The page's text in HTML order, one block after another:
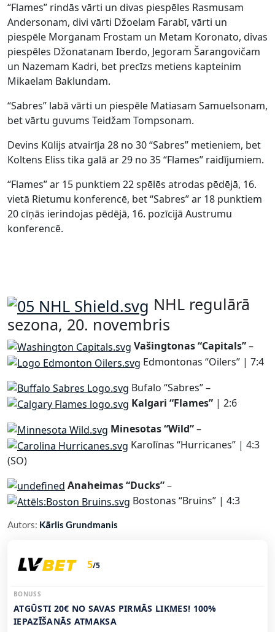
“Flames” rindās vārti un divas piespēles Rasmusam
Andersonam, divi vārti Džoelam Farabī, vārti un
piespēle Morganam Frostam un Metam Koronato, divas
piespēles Džonatanam Iberdo, Jegoram Šarangovičam
un Nazemam Kadri, bet precīzs metiens kapteinim
Mikaelam Baklundam.
“Sabres” labā vārti un piespēle Matiasam Samuelsonam,
bet vārtu guvums Teidžam Tompsonam.
Devins Kūlijs atvairīja 28 no 30 “Sabres” metieniem, bet
Koltens Eliss tika galā ar 29 no 35 “Flames” raidījumiem.
“Flames” ar 15 punktiem 22 spēlēs atrodas pēdējā, 16.
vietā Rietumu konferencē, bet “Sabres” ar 18 punktiem
20 cīņās ierindojas pēdējā, 16. pozīcijā Austrumu
konferencē.
NHL regulārā
sezona, 20. novembris
Vašingtonas “Capitals”–
Edmontonas “Oilers” | 7:4
Bufalo “Sabres” –
Kalgari “Flames” | 2:6
Minesotas “Wild”–
Karolīnas “Hurricanes” | 4:3
(SO)
Anaheimas “Ducks”–
Bostonas “Bruins” | 4:3
Autors: Kārlis Grundmanis
5/5
BONUSS
ATGŪSTI 20€ NO SAVAS PIRMĀS LIKMES! 100%
IEPAZĪŠANĀS ATMAKSA